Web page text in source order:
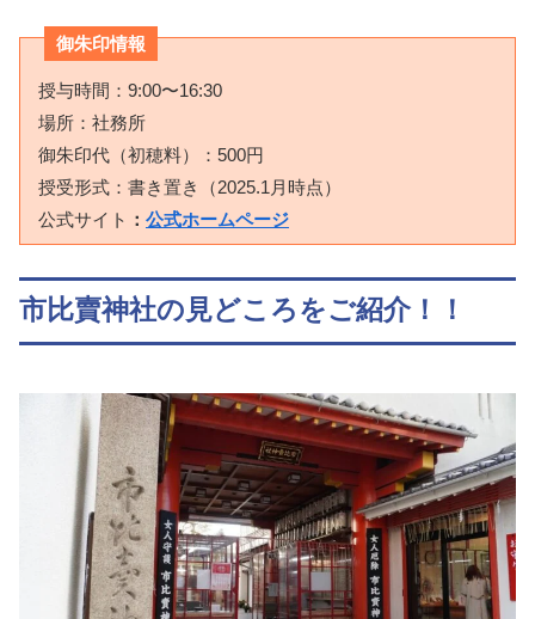
御朱印情報
授与時間：9:00〜16:30
場所：社務所
御朱印代（初穂料）：500円
授受形式：書き置き（2025.1月時点）
公式サイト ： 公式ホームページ
市比賣神社の見どころをご紹介！！